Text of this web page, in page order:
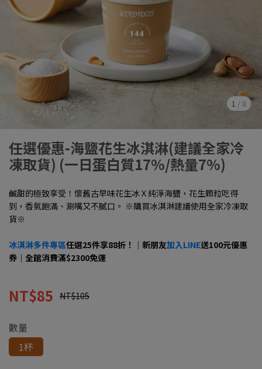
1 / 8
任選優惠-海鹽花生冰淇淋(建議全家冷
凍取貨) (一日蛋白質17%/熱量7%)
鹹甜的極致享受！懷舊古早味花生冰Ｘ純淨海鹽，花生顆粒吃得
到，香氣飽滿、涮嘴又不膩口。 ※購買冰淇淋建議使用全家冷凍取
貨※
冰淇淋多件專區任選25件享88折！｜新朋友加入LINE送100元優惠
券｜全館消費滿$2300免運
NT$85 NT$105
數量
1杯